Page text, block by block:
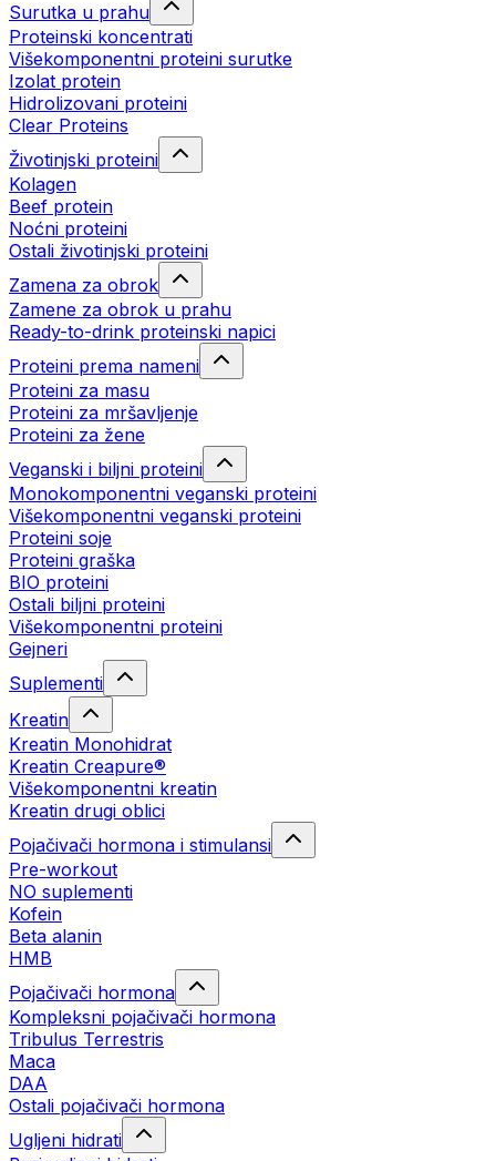
Surutka u prahu
Proteinski koncentrati
Višekomponentni proteini surutke
Izolat protein
Hidrolizovani proteini
Clear Proteins
Životinjski proteini
Kolagen
Beef protein
Noćni proteini
Ostali životinjski proteini
Zamena za obrok
Zamene za obrok u prahu
Ready-to-drink proteinski napici
Proteini prema nameni
Proteini za masu
Proteini za mršavljenje
Proteini za žene
Veganski i biljni proteini
Monokomponentni veganski proteini
Višekomponentni veganski proteini
Proteini soje
Proteini graška
BIO proteini
Ostali biljni proteini
Višekomponentni proteini
Gejneri
Suplementi
Kreatin
Kreatin Monohidrat
Kreatin Creapure®
Višekomponentni kreatin
Kreatin drugi oblici
Pojačivači hormona i stimulansi
Pre-workout
NO suplementi
Kofein
Beta alanin
HMB
Pojačivači hormona
Kompleksni pojačivači hormona
Tribulus Terrestris
Maca
DAA
Ostali pojačivači hormona
Ugljeni hidrati